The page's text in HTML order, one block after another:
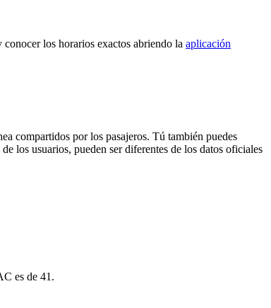
los horarios exactos abriendo la aplicación
compartidos por los pasajeros. Tú también puedes
los usuarios, pueden ser diferentes de los datos oficiales
es de 41.